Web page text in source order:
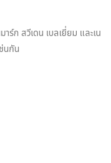
ร์ก สวีเดน เบลเยี่ยม และเน
นกัน